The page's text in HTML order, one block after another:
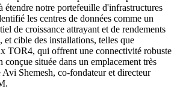
étendre notre portefeuille d'infrastructures
les centres de données comme un
de croissance attrayant et de rendements
et cible des installations, telles que
TOR4, qui offrent une connectivité robuste
conçue située dans un emplacement très
Avi Shemesh, co-fondateur et directeur